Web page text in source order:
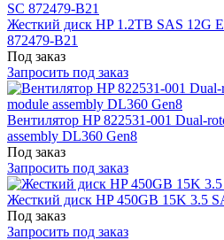
Жесткий диск HP 1.2TB SAS 12G
872479-B21
Под заказ
Запросить под заказ
Вентилятор HP 822531-001 Dual-
assembly DL360 Gen8
Под заказ
Запросить под заказ
Жесткий диск HP 450GB 15K 3.5
Под заказ
Запросить под заказ